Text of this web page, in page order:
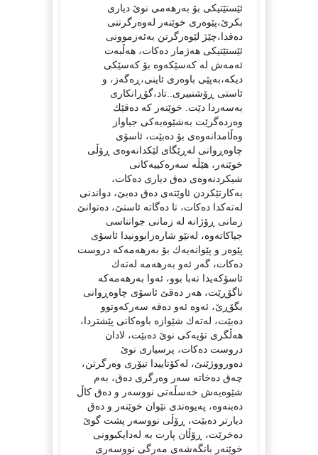
ئێستێتیكی بۆ بەرهەمی نوێ دیاری
بكرێ،پێوەری خوێنەر لەوەرگرتنی
دەقدا،چێژ لێوەرگرتن بەئەزموونی
ئێستێتیكی هەژمار دەكات، هەڵبەت
ئەمەش لە كەسێكەوە بۆ كەسێكی
دیكە،بەپێی باوەری ئاینی،ڕەگەز، و
ئاستی ڕۆشنبیری..تاد،گۆڕانكاری
بەسەردا دێت. خوێنەر كە دەقێك
وەردەگرێت بەشێوەیەكی جیاواز
وەڵامدانەوەی بۆ دەبێت، ئاسۆی
چاوەڕوانی لەڕێگای لێكدانەوەی ڕۆڵی
خوێنەر، هێڵە سەرەكییەكانی
شیكردنەوەی دەق دیاری دەكات،
بەكارتێكردن ئاوێتەی دەق دەبێ، دواندنی
لەتەكدا دەكات، تا دەگاتە ئاستێ، دەتوانێ
زمانی ڕۆژانە لە زمانی جوانناسی
جیاكاتەوە، لەنێو شارەزابوونیدا ئاسۆی
پێوەر و پێوانەیەك بۆ بەرهەمەكە دروست
دەكات، گەر ئەو بەرهەمە لەتەك
ئاسۆكەیدا تەبا بوو، ئەوا بەرهەمەكە
ناگۆڕێت، هەر دەقێ ئاسۆی چاوەڕوانی
بگۆڕێ، ئەوە ئەو دەقە سەركەوتوو
دەبێت، لەتەك شێوازە باوەكانی پێشتردا،
هەڵگری تۆیەكی نوێ دەبێت، لادان
دروست دەكات، پرسیاری نوێ
دەورووژێنێ، لەكۆتاییدا تیۆری وەرگرتن،
چەق دەخاتە سەر وەرگری دەق، بەم
شێوەیەش خەسڵەتی نووسەر و دەق كاڵ
دەبنەوە، پەیوەندی نێوان خوێنەر و دەق
دیارتر دەبێت، ڕۆڵی نووسەر پشت گوێ
دەخرێت، ڕۆڵان پارت بە لەدایكبوونی
خوێنەر بانگەشەی مەرگی نووسەری